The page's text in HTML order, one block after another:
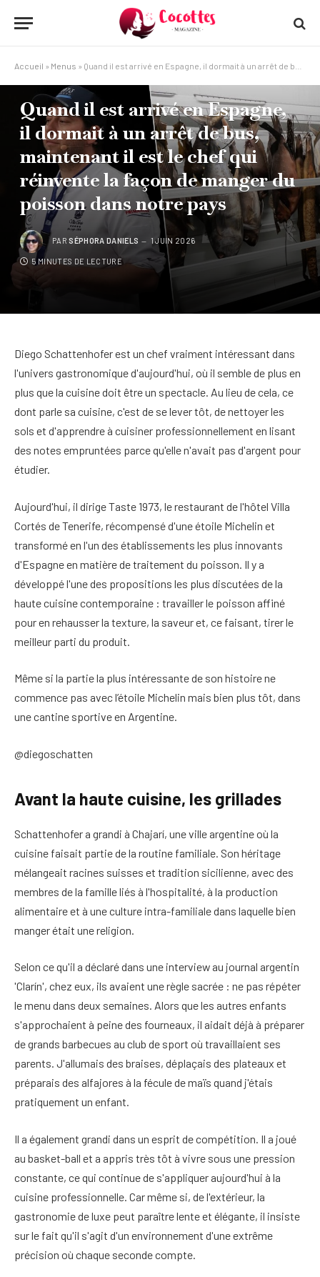
Accueil » Menus » Quand il est arrivé en Espagne, il dormait à un arrêt de bus, maintenant il est le chef qui réinvente la façon de manger du poisson dans notre pays
Quand il est arrivé en Espagne,
il dormait à un arrêt de bus,
maintenant il est le chef qui
réinvente la façon de manger du
poisson dans notre pays
PAR SÉPHORA DANIELS 1 JUIN 2026
5 MINUTES DE LECTURE
Diego Schattenhofer est un chef vraiment intéressant dans
l'univers gastronomique d'aujourd'hui, où il semble de plus en
plus que la cuisine doit être un spectacle. Au lieu de cela, ce
dont parle sa cuisine, c'est de se lever tôt, de nettoyer les
sols et d'apprendre à cuisiner professionnellement en lisant
des notes empruntées parce qu'elle n'avait pas d'argent pour
étudier.
Aujourd'hui, il dirige Taste 1973, le restaurant de l'hôtel Villa
Cortés de Tenerife, récompensé d'une étoile Michelin et
transformé en l'un des établissements les plus innovants
d'Espagne en matière de traitement du poisson. Il y a
développé l'une des propositions les plus discutées de la
haute cuisine contemporaine : travailler le poisson affiné
pour en rehausser la texture, la saveur et, ce faisant, tirer le
meilleur parti du produit.
Même si la partie la plus intéressante de son histoire ne
commence pas avec l’étoile Michelin mais bien plus tôt, dans
une cantine sportive en Argentine.
@diegoschatten
Avant la haute cuisine, les grillades
Schattenhofer a grandi à Chajarí, une ville argentine où la
cuisine faisait partie de la routine familiale. Son héritage
mélangeait racines suisses et tradition sicilienne, avec des
membres de la famille liés à l'hospitalité, à la production
alimentaire et à une culture intra-familiale dans laquelle bien
manger était une religion.
Selon ce qu'il a déclaré dans une interview au journal argentin
'Clarín', chez eux, ils avaient une règle sacrée : ne pas répéter
le menu dans deux semaines. Alors que les autres enfants
s'approchaient à peine des fourneaux, il aidait déjà à préparer
de grands barbecues au club de sport où travaillaient ses
parents. J'allumais des braises, déplaçais des plateaux et
préparais des alfajores à la fécule de maïs quand j'étais
pratiquement un enfant.
Il a également grandi dans un esprit de compétition. Il a joué
au basket-ball et a appris très tôt à vivre sous une pression
constante, ce qui continue de s'appliquer aujourd'hui à la
cuisine professionnelle. Car même si, de l'extérieur, la
gastronomie de luxe peut paraître lente et élégante, il insiste
sur le fait qu'il s'agit d'un environnement d'une extrême
précision où chaque seconde compte.